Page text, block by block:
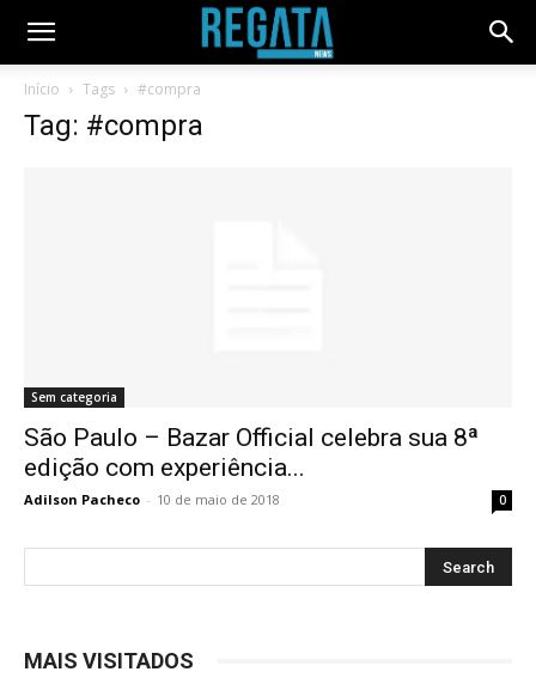
Início Tags #compra
Tag: #compra
Sem categoria
São Paulo – Bazar Official celebra sua 8ª
edição com experiência...
Adilson Pacheco - 10 de maio de 2018 0
MAIS VISITADOS